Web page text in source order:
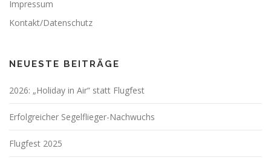
Impressum
Kontakt/Datenschutz
NEUESTE BEITRÄGE
2026: „Holiday in Air“ statt Flugfest
Erfolgreicher Segelflieger-Nachwuchs
Flugfest 2025